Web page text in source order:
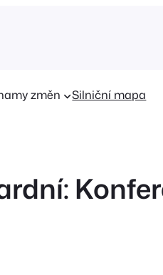
změn Silniční mapa